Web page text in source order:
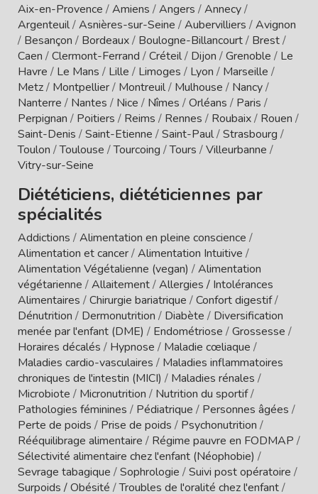
Aix-en-Provence /Amiens /Angers /Annecy/
Argenteuil/Asnières-sur-Seine /Aubervilliers /Avignon
/ Besançon / Bordeaux/ Boulogne-Billancourt/ Brest/
Caen /Clermont-Ferrand /Créteil/ Dijon /Grenoble / Le
Havre / Le Mans / Lille / Limoges / Lyon / Marseille /
Metz/ Montpellier/ Montreuil/ Mulhouse / Nancy/
Nanterre / Nantes / Nice / Nîmes /Orléans / Paris /
Perpignan / Poitiers / Reims / Rennes / Roubaix/ Rouen /
Saint-Denis /Saint-Etienne /Saint-Paul/Strasbourg /
Toulon /Toulouse /Tourcoing /Tours /Villeurbanne /
Vitry-sur-Seine
Diététiciens, diététiciennes par
spécialités
Addictions /Alimentation en pleine conscience /
Alimentation et cancer/Alimentation Intuitive /
Alimentation Végétalienne (vegan) /Alimentation
végétarienne /Allaitement/Allergies / Intolérances
Alimentaires /Chirurgie bariatrique /Confort digestif/
Dénutrition / Dermonutrition / Diabète / Diversification
menée par l'enfant (DME) / Endométriose /Grossesse /
Horaires décalés / Hypnose / Maladie cœliaque /
Maladies cardio-vasculaires / Maladies inflammatoires
chroniques de l'intestin (MICI) / Maladies rénales /
Microbiote / Micronutrition / Nutrition du sportif/
Pathologies féminines / Pédiatrique / Personnes âgées /
Perte de poids / Prise de poids / Psychonutrition /
Rééquilibrage alimentaire / Régime pauvre en FODMAP /
Sélectivité alimentaire chez l'enfant (Néophobie) /
Sevrage tabagique /Sophrologie /Suivi post opératoire /
Surpoids / Obésité /Troubles de l'oralité chez l'enfant/